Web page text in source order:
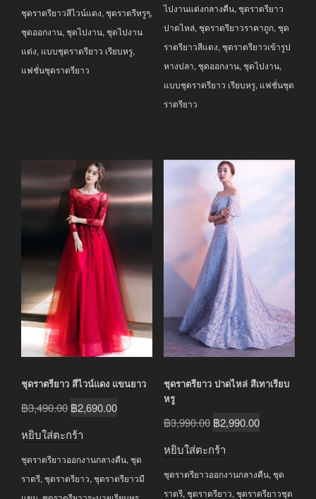
ชุดราตรียาวสีไวน์แดง, ชุดราตรีหรูๆ,
ชุดออกงาน, ชุดไปงาน, ชุดไปงาน
แต่ง, แบบชุดราตรียาว เรียบหรู,
แฟชั่นชุดราตรียาว
ไปงานแต่งกลางคืน, ชุดราตรียาว
ปาดไหล่, ชุดราตรียาวราคาถูก, ชุด
ราตรียาวสีแดง, ชุดราตรียาวเข้ารูป
หางปลา, ชุดออกงาน, ชุดไปงาน,
แบบชุดราตรียาว เรียบหรู, แฟชั่นชุด
ราตรียาว
ชุดราตรียาว สีไวน์แดง แขนยาว
฿3,490.00 Original
฿3,490.00.
฿2,690.00Current
฿2,690.00.
หยิบใส่ตะกร้า
ชุดราตรียาวออกงานกลางคืน,ชุด
ราตรี,ชุดราตรียาว,ชุดราตรียาวมี
ชุดราตรียาว ปาดไหล่ สีเทาเรียบ
หรู
฿3,990.00 Original
฿3,990.00.
฿2,990.00Current
฿2,990.00.
หยิบใส่ตะกร้า
ชุดราตรียาวออกงานกลางคืน,ชุด
ราตรี,ชุดราตรียาว,ชุดราตรียาวชุด